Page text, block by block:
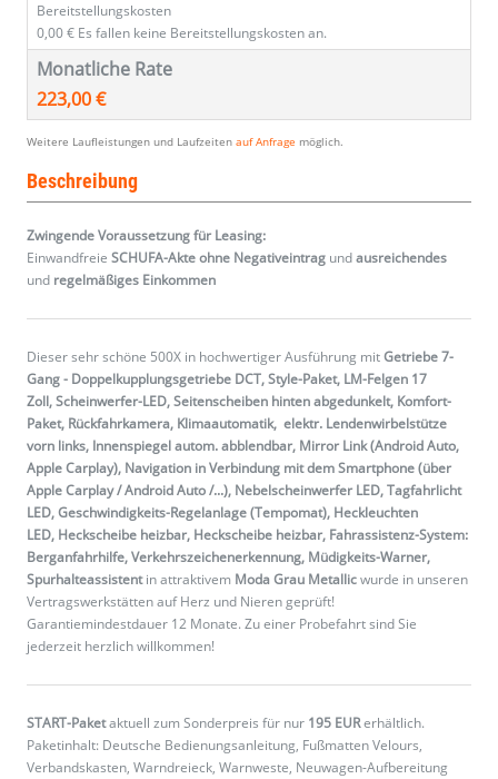
Bereitstellungskosten
0,00 € Es fallen keine Bereitstellungskosten an.
Monatliche Rate
223,00 €
Weitere Laufleistungen und Laufzeiten auf Anfrage möglich.
Beschreibung
Zwingende Voraussetzung für Leasing:
Einwandfreie SCHUFA-Akte ohne Negativeintrag undausreichendes
und regelmäßiges Einkommen
Dieser sehr schöne 500X in hochwertiger Ausführung mitGetriebe 7-
Gang - Doppelkupplungsgetriebe DCT, Style-Paket, LM-Felgen 17
Zoll, Scheinwerfer-LED, Seitenscheiben hinten abgedunkelt, Komfort-
Paket, Rückfahrkamera, Klimaautomatik, elektr. Lendenwirbelstütze
vorn links, Innenspiegel autom. abblendbar, Mirror Link (Android Auto,
Apple Carplay), Navigation in Verbindung mit dem Smartphone (über
Apple Carplay / Android Auto /...), Nebelscheinwerfer LED, Tagfahrlicht
LED, Geschwindigkeits-Regelanlage (Tempomat), Heckleuchten
LED, Heckscheibe heizbar, Heckscheibe heizbar, Fahrassistenz-System:
Berganfahrhilfe, Verkehrszeichenerkennung, Müdigkeits-Warner,
Spurhalteassistentin attraktivem Moda Grau Metallicwurde in unseren
Vertragswerkstätten auf Herz und Nieren geprüft!
Garantiemindestdauer 12 Monate. Zu einer Probefahrt sind Sie
jederzeit herzlich willkommen!
START-Paketaktuell zum Sonderpreis für nur 195 EURerhältlich.
Paketinhalt: Deutsche Bedienungsanleitung, Fußmatten Velours,
Verbandskasten, Warndreieck, Warnweste, Neuwagen-Aufbereitung